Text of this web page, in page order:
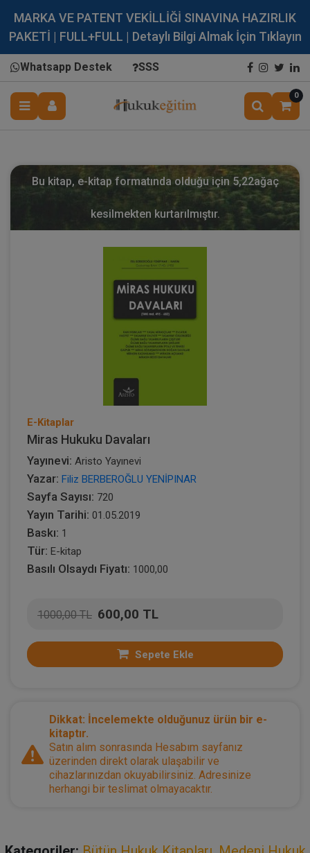
MARKA VE PATENT VEKİLLİĞİ SINAVINA HAZIRLIK
PAKETİ | FULL+FULL | Detaylı Bilgi Almak İçin Tıklayın
Whatsapp Destek SSS
0
Bu kitap, e-kitap formatında olduğu için 5,22ağaç
kesilmekten kurtarılmıştır.
E-Kitaplar
Miras Hukuku Davaları
Yayınevi: Aristo Yayınevi
Yazar: Filiz BERBEROĞLU YENİPINAR
Sayfa Sayısı: 720
Yayın Tarihi: 01.05.2019
Baskı: 1
Tür: E-kitap
Basılı Olsaydı Fiyatı: 1000,00
1000,00 TL 600,00 TL
Sepete Ekle
Dikkat: İncelemekte olduğunuz ürün bir e-
kitaptır.
Satın alım sonrasında Hesabım sayfanız
üzerinden direkt olarak ulaşabilir ve
cihazlarınızdan okuyabilirsiniz. Adresinize
herhangi bir teslimat olmayacaktır.